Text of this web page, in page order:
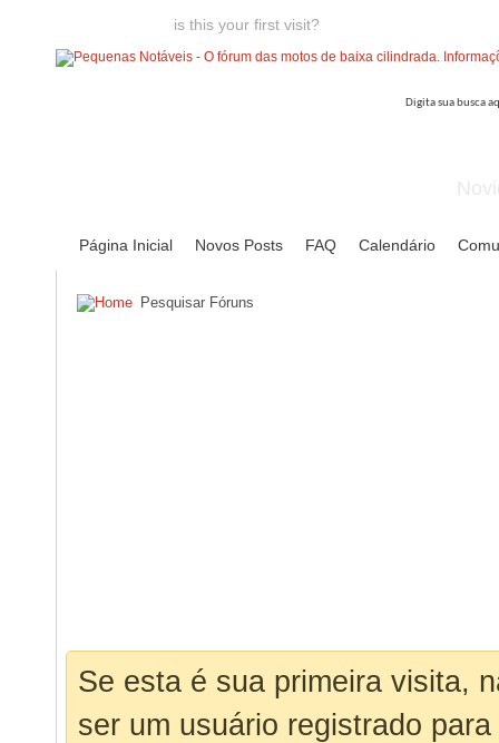
is this your first visit?
Página Inicial Novos Posts FAQ Calendário
Pesquisar Fóruns
Se esta é sua primeira visita,
ser um usuário registrado